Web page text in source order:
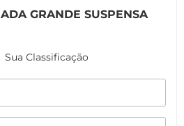
GRANDE SUSPENSA
Sua Classificação